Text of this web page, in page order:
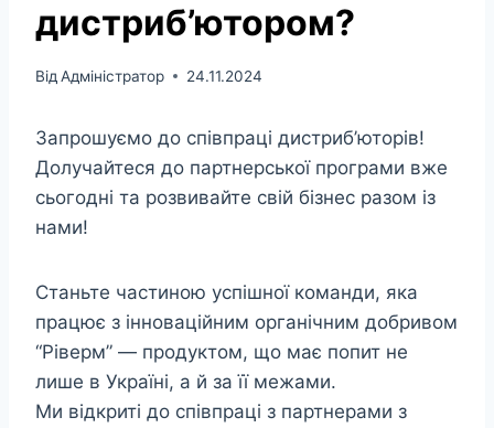
дистриб’ютором?
Від Адміністратор 24.11.2024
Запрошуємо до співпраці дистриб’юторів!
Долучайтеся до партнерської програми вже
сьогодні та розвивайте свій бізнес разом із
нами!
Станьте частиною успішної команди, яка
працює з інноваційним органічним добривом
“Ріверм” — продуктом, що має попит не
лише в Україні, а й за її межами.
Ми відкриті до співпраці з партнерами з